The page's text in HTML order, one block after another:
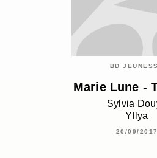
BD
Marie Lune -
Sylvia
Yllya
20/09/2017